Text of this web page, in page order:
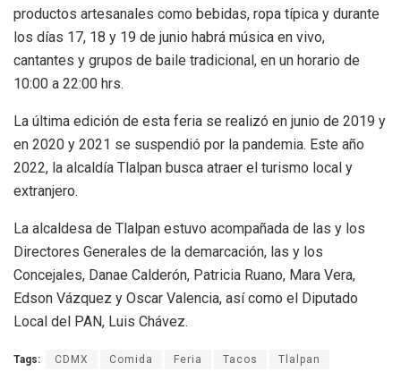
productos artesanales como bebidas, ropa típica y durante
los días 17, 18 y 19 de junio habrá música en vivo,
cantantes y grupos de baile tradicional, en un horario de
10:00 a 22:00 hrs.
La última edición de esta feria se realizó en junio de 2019 y
en 2020 y 2021 se suspendió por la pandemia. Este año
2022, la alcaldía Tlalpan busca atraer el turismo local y
extranjero.
La alcaldesa de Tlalpan estuvo acompañada de las y los
Directores Generales de la demarcación, las y los
Concejales, Danae Calderón, Patricia Ruano, Mara Vera,
Edson Vázquez y Oscar Valencia, así como el Diputado
Local del PAN, Luis Chávez.
Tags: CDMX Comida Feria Tacos Tlalpan